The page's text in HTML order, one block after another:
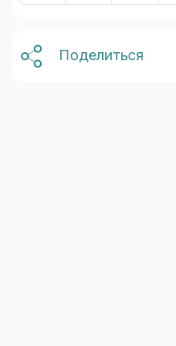
Поделиться